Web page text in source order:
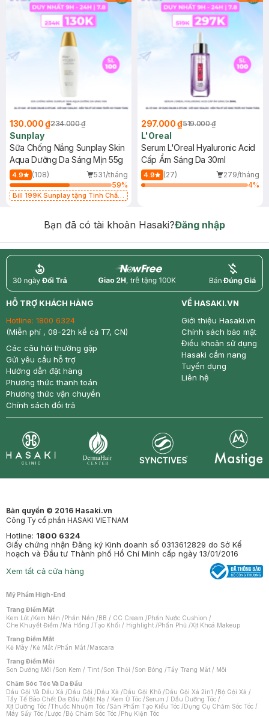
130.000 ₫234.000 ₫
Sunplay
Sữa Chống Nắng Sunplay Skin
Aqua Dưỡng Da Sáng Mịn 55g
4.9 (108)
531/tháng
59%
Bill 199K Sunplay tặng Tinh Chất
297.000 ₫519.000 ₫
L'Oreal
Serum L'Oreal Hyaluronic Acid
Cấp Ẩm Sáng Da 30ml
4.9 (27)
279/tháng
4%
Bạn đã có tài khoản Hasaki?Đăng nhập
return nowfree price
HỖ TRỢ KHÁCH HÀNG
Hotline: 1800 6324
(Miễn phí , 08-22h kể cả T7, CN)
Các câu hỏi thường gặp
Gửi yêu cầu hỗ trợ
Hướng dẫn đặt hàng
Phương thức thanh toán
Phương thức vận chuyển
Chính sách đổi trả
VỀ HASAKI.VN
Giới thiệu Hasaki.vn
Chính sách bảo mật
Điều khoản sử dụng
Hasaki cẩm nang
Tuyển dụng
Liên hệ
Bản quyền © 2016 Hasaki.vn
Công Ty cổ phần HASAKI VIETNAM
Hotline: 1800 6324
Giấy chứng nhận Đăng ký Kinh doanh số 0313612829 do Sở Kế
hoạch và Đầu tư Thành phố Hồ Chí Minh cấp ngày 13/01/2016
Xem tất cả cửa hàng
Mỹ Phẩm High-End
Trang Điểm Mặt
Kem Lót /Kem Nền /Phấn Nền /BB / CC Cream /Phấn Nước Cushion /
Che Khuyết Điểm /Má Hồng /Tạo Khối / Highlight /Phấn Phủ /Xịt Khoá Makeup
Trang Điểm Mắt
Kẻ Mày /Kẻ Mắt /Phấn Mắt /Mascara
Trang Điểm Môi
Son Dưỡng Môi /Son Kem / Tint /Son Thỏi /Son Bóng /Tẩy Trang Mắt / Môi
Chăm Sóc Tóc Và Da Đầu
Dầu Gội Và Dầu Xả /Dầu Gội /Dầu Xả /Dầu Gội Khô /Dầu Gội Xả 2in1 /Bộ Gội Xả /
Tẩy Tế Bào Chết Da Đầu /Mặt Nạ / Kem Ủ Tóc /Serum / Dầu Dưỡng Tóc /
Xịt Dưỡng Tóc /Thuốc Nhuộm Tóc /Sản Phẩm Tạo Kiểu Tóc /Dụng Cụ Chăm Sóc Tóc /
Máy Sấy Tóc /Lược /Bộ Chăm Sóc Tóc /Phụ Kiện Tóc